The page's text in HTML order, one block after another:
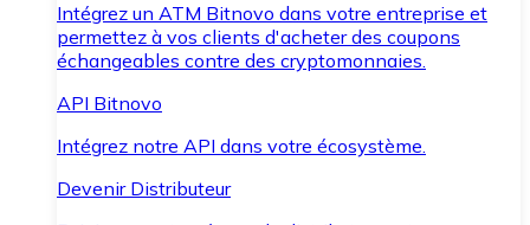
Intégrez un ATM Bitnovo dans votre entreprise et
permettez à vos clients d'acheter des coupons
échangeables contre des cryptomonnaies.
API Bitnovo
Intégrez notre API dans votre écosystème.
Devenir Distributeur